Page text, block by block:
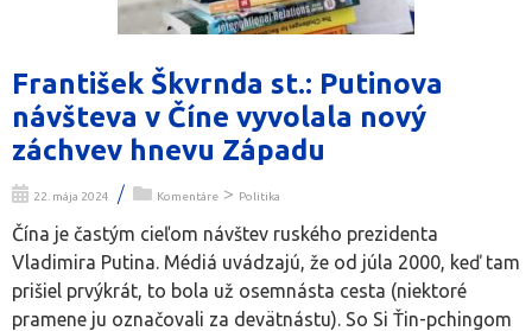
František Škvrnda st.: Putinova
návšteva v Číne vyvolala nový
záchvev hnevu Západu
22. mája 2024 / Komentáre > Politika
Čína je častým cieľom návštev ruského prezidenta
Vladimira Putina. Médiá uvádzajú, že od júla 2000, keď tam
prišiel prvýkrát, to bola už osemnásta cesta (niektoré
pramene ju označovali za devätnástu). So Si Ťin-pchingom